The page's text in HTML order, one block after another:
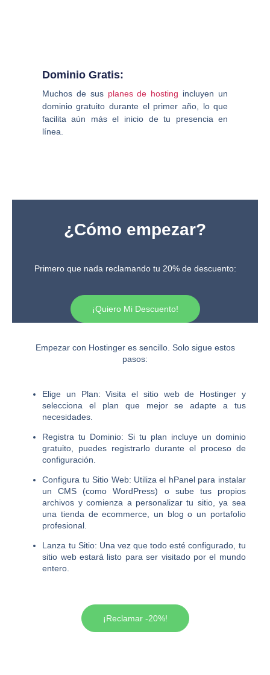
Dominio Gratis:
Muchos de sus planes de hosting incluyen un
dominio gratuito durante el primer año, lo que
facilita aún más el inicio de tu presencia en
línea.
¿Cómo empezar?
Primero que nada reclamando tu 20% de descuento:
¡Quiero Mi Descuento!
Empezar con Hostinger es sencillo. Solo sigue estos
pasos:
Elige un Plan: Visita el sitio web de Hostinger y
selecciona el plan que mejor se adapte a tus
necesidades.
Registra tu Dominio: Si tu plan incluye un dominio
gratuito, puedes registrarlo durante el proceso de
configuración.
Configura tu Sitio Web: Utiliza el hPanel para instalar
un CMS (como WordPress) o sube tus propios
archivos y comienza a personalizar tu sitio, ya sea
una tienda de ecommerce, un blog o un portafolio
profesional.
Lanza tu Sitio: Una vez que todo esté configurado, tu
sitio web estará listo para ser visitado por el mundo
entero.
¡Reclamar -20%!